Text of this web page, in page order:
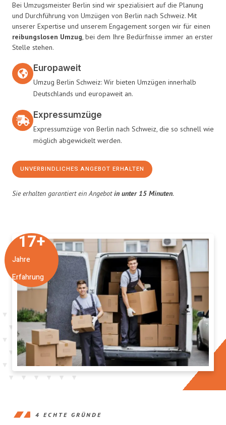
Jahre
Erfahrung
17+
Bei Umzugsmeister Berlin sind wir spezialisiert auf die Planung
und Durchführung von Umzügen von Berlin nach Schweiz. Mit
unserer Expertise und unserem Engagement sorgen wir für einen
reibungslosen Umzug, bei dem Ihre Bedürfnisse immer an erster
Stelle stehen.
Europaweit
Umzug Berlin Schweiz: Wir bieten Umzügen innerhalb
Deutschlands und europaweit an.
Expressumzüge
Expressumzüge von Berlin nach Schweiz, die so schnell wie
möglich abgewickelt werden.
UNVERBINDLICHES ANGEBOT ERHALTEN
Sie erhalten garantiert ein Angebotin unter 15 Minuten.
4 ECHTE GRÜNDE